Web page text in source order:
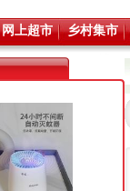
网上超市 乡村集市